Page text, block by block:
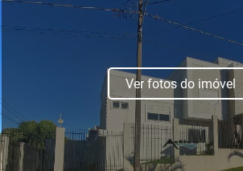
Ver fotos do imóvel